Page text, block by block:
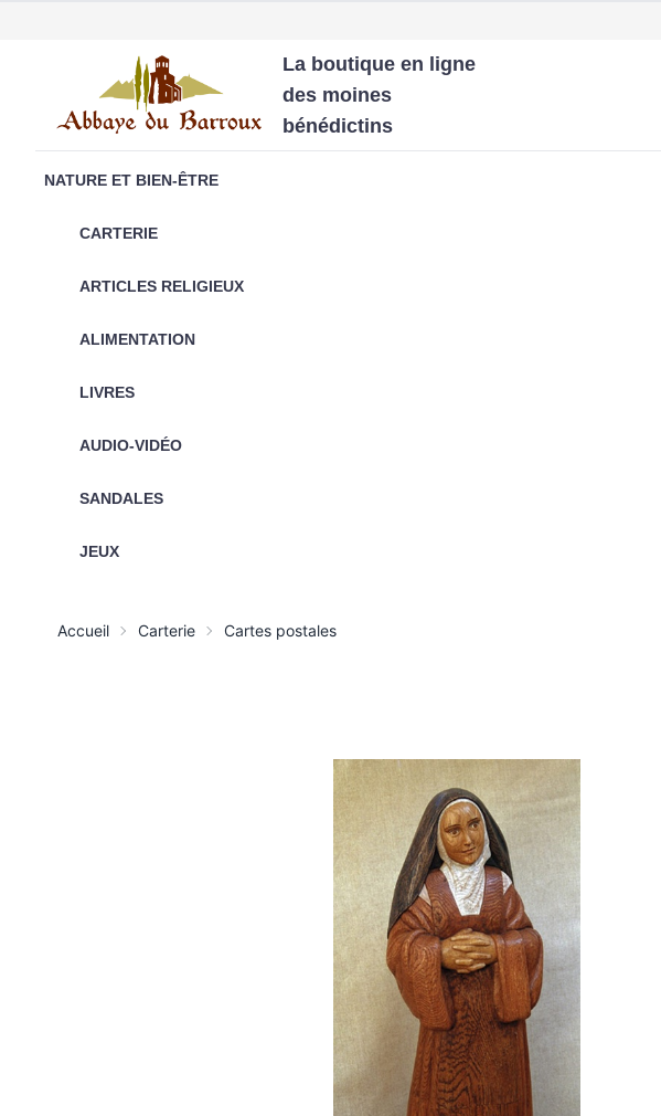
NATURE ET BIEN-ÊTRE
CARTERIE
ARTICLES RELIGIEUX
ALIMENTATION
LIVRES
AUDIO-VIDÉO
SANDALES
JEUX
La boutique en ligne
des moines
bénédictins
Accueil Carterie Cartes postales